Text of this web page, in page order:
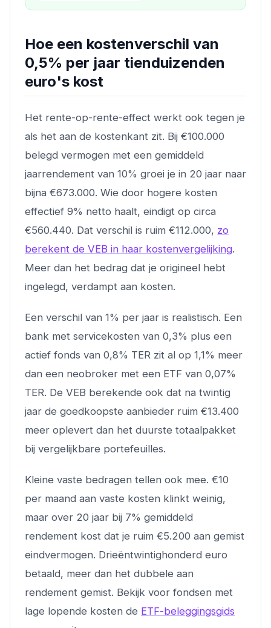
Hoe een kostenverschil van
0,5% per jaar tienduizenden
euro's kost
Het rente-op-rente-effect werkt ook tegen je
als het aan de kostenkant zit. Bij €100.000
belegd vermogen met een gemiddeld
jaarrendement van 10% groei je in 20 jaar naar
bijna €673.000. Wie door hogere kosten
effectief 9% netto haalt, eindigt op circa
€560.440. Dat verschil is ruim €112.000, zo
berekent de VEB in haar kostenvergelijking.
Meer dan het bedrag dat je origineel hebt
ingelegd, verdampt aan kosten.
Een verschil van 1% per jaar is realistisch. Een
bank met servicekosten van 0,3% plus een
actief fonds van 0,8% TER zit al op 1,1% meer
dan een neobroker met een ETF van 0,07%
TER. De VEB berekende ook dat na twintig
jaar de goedkoopste aanbieder ruim €13.400
meer oplevert dan het duurste totaalpakket
bij vergelijkbare portefeuilles.
Kleine vaste bedragen tellen ook mee. €10
per maand aan vaste kosten klinkt weinig,
maar over 20 jaar bij 7% gemiddeld
rendement kost dat je ruim €5.200 aan gemist
eindvermogen. Drieëntwintighonderd euro
betaald, meer dan het dubbele aan
rendement gemist. Bekijk voor fondsen met
lage lopende kosten de ETF-beleggingsgids